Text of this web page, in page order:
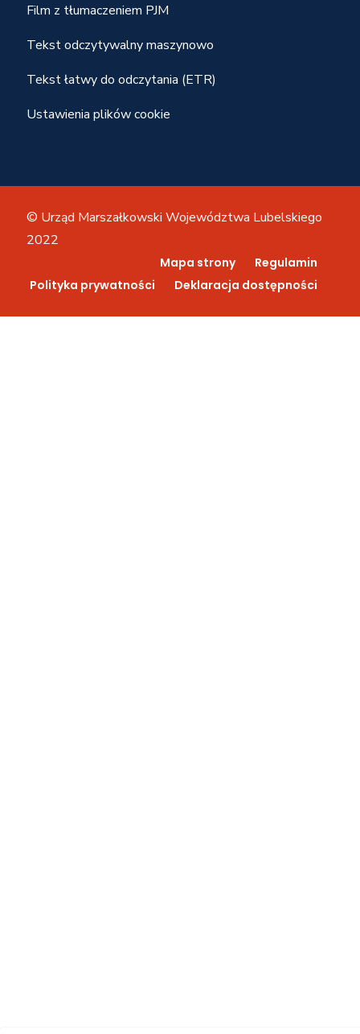
Film z tłumaczeniem PJM
Tekst odczytywalny maszynowo
Tekst łatwy do odczytania (ETR)
Ustawienia plików cookie
© Urząd Marszałkowski Województwa Lubelskiego
2022
Mapa strony
Regulamin
Polityka prywatności
Deklaracja dostępności